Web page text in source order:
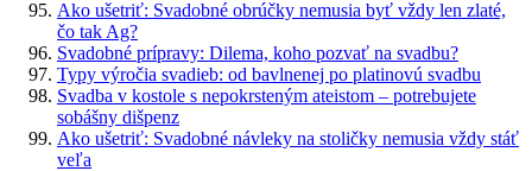
Ako ušetriť: Svadobné obrúčky nemusia byť vždy len zlaté,
čo tak Ag?
Svadobné prípravy: Dilema, koho pozvať na svadbu?
Typy výročia svadieb: od bavlnenej po platinovú svadbu
Svadba v kostole s nepokrsteným ateistom – potrebujete
sobášny dišpenz
Ako ušetriť: Svadobné návleky na stoličky nemusia vždy stáť
veľa